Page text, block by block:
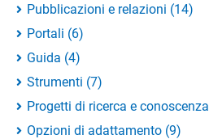
Pubblicazioni e relazioni (14)
Portali (6)
Guida (4)
Strumenti (7)
Progetti di ricerca e conoscenza
Opzioni di adattamento (9)